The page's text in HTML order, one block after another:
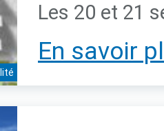
Les 20 et 21
En savoir